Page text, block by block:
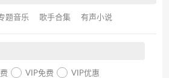
题音乐 歌手合集 有声小说
VIP免费 VIP优惠